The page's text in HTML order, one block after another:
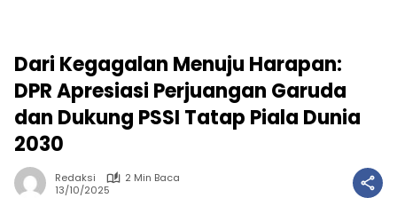
Dari Kegagalan Menuju Harapan:
DPR Apresiasi Perjuangan Garuda
dan Dukung PSSI Tatap Piala Dunia
2030
Redaksi
2 Min Baca
13/10/2025